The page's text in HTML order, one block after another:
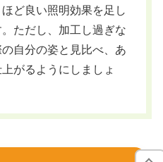
ど良い照明効果を足し
ただし、加工し過ぎな
自分の姿と見比べ、あ
がるようにしましょ